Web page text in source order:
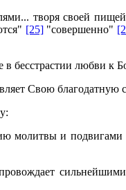
творя своей
[25]"совершенно"
в бесстрастии любви к
Свою благодатную
молитвы и